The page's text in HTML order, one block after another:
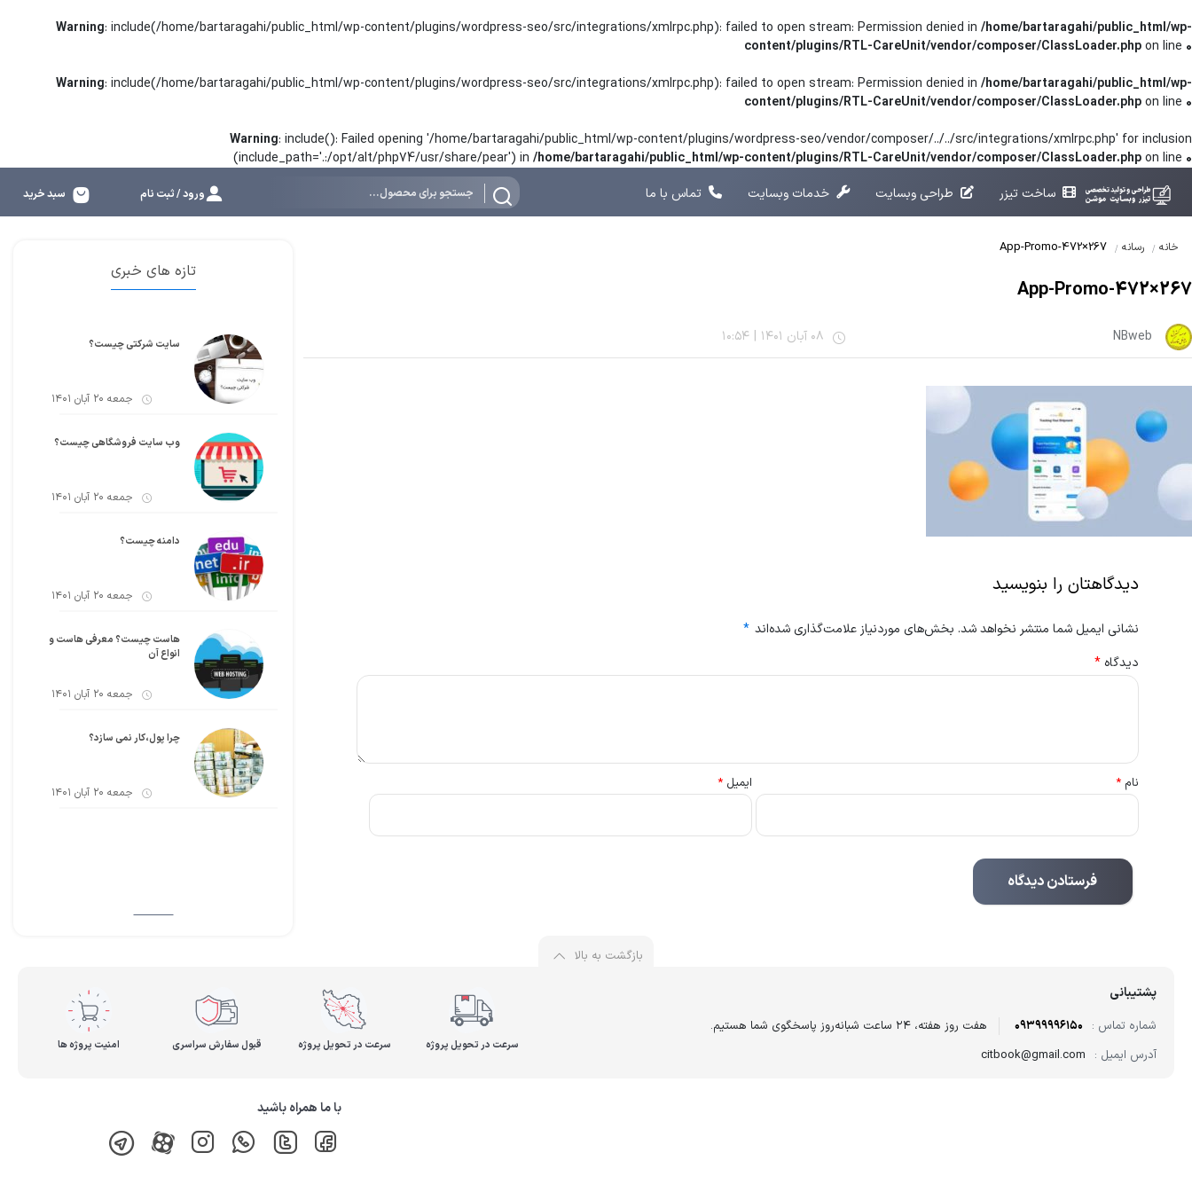
Warning: include(/home/bartaragahi/public_html/wp-content/plugins/wordpress-seo/src/integrations/xmlrpc.php): failed to open stream: Permission denied in /home/bartaragahi/public_html/wp-
content/plugins/RTL-CareUnit/vendor/composer/ClassLoader.phpon line 0
Warning: include(/home/bartaragahi/public_html/wp-content/plugins/wordpress-seo/src/integrations/xmlrpc.php): failed to open stream: Permission denied in /home/bartaragahi/public_html/wp-
content/plugins/RTL-CareUnit/vendor/composer/ClassLoader.phpon line 0
Warning: include(): Failed opening '/home/bartaragahi/public_html/wp-content/plugins/wordpress-seo/vendor/composer/../../src/integrations/xmlrpc.php' for inclusion
(include_path='.:/opt/alt/php74/usr/share/pear') in /home/bartaragahi/public_html/wp-content/plugins/RTL-CareUnit/vendor/composer/ClassLoader.phpon line 0
ساخت تیزر
طراحی وبسایت خدمات وبسایت تماس با ما ورود / ثبت نام سبد خرید
خانه رسانه
App-Promo-472×267
NBweb 08 آبان 1401 |
10:54
دیدگاهتان را بنویسید
نشانی ایمیل شما منتشر نخواهد شد. بخش‌های موردنیاز علامت‌گذاری شده‌اند *
دیدگاه*
نام* ایمیل*
تازه های خبری
سایت شرکتی چیست؟
جمعه 20 آبان 1401
وب سایت فروشگاهی چیست؟
جمعه 20 آبان 1401
دامنه چیست؟
جمعه 20 آبان 1401
هاست چیست؟ معرفی هاست و
انواع آن
جمعه 20 آبان 1401
چرا پول،کار نمی سازد؟
جمعه 20 آبان 1401
بازگشت به بالا
پشتیبانی
شماره تماس : 09399996150
هفت روز هفته، ۲۴ ساعت شبانه‌روز پاسخگوی شما هستیم.
آدرس ایمیل : citbook@gmail.com
سرعت در تحویل پروژه سرعت در تحویل پروژه قبول سفارش سراسری امنیت پروژه ها
با ما همراه باشید